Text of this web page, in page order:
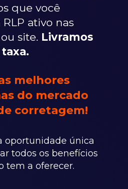
que você
ativo nas
site. Livramos
melhores
do mercado
corretagem!
oportunidade única
todos os benefícios
tem a oferecer.